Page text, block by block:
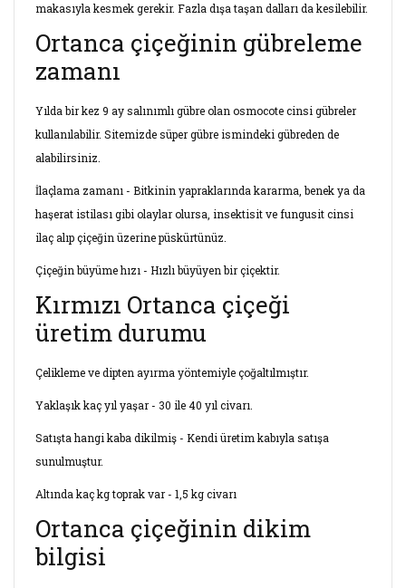
makasıyla kesmek gerekir. Fazla dışa taşan dalları da kesilebilir.
Ortanca çiçeğinin gübreleme
zamanı
Yılda bir kez 9 ay salınımlı gübre olan osmocote cinsi gübreler
kullanılabilir. Sitemizde süper gübre ismindeki gübreden de
alabilirsiniz.
İlaçlama zamanı - Bitkinin yapraklarında kararma, benek ya da
haşerat istilası gibi olaylar olursa, insektisit ve fungusit cinsi
ilaç alıp çiçeğin üzerine püskürtünüz.
Çiçeğin büyüme hızı - Hızlı büyüyen bir çiçektir.
Kırmızı Ortanca çiçeği
üretim durumu
Çelikleme ve dipten ayırma yöntemiyle çoğaltılmıştır.
Yaklaşık kaç yıl yaşar - 30 ile 40 yıl civarı.
Satışta hangi kaba dikilmiş - Kendi üretim kabıyla satışa
sunulmuştur.
Altında kaç kg toprak var - 1,5 kg civarı
Ortanca çiçeğinin dikim
bilgisi